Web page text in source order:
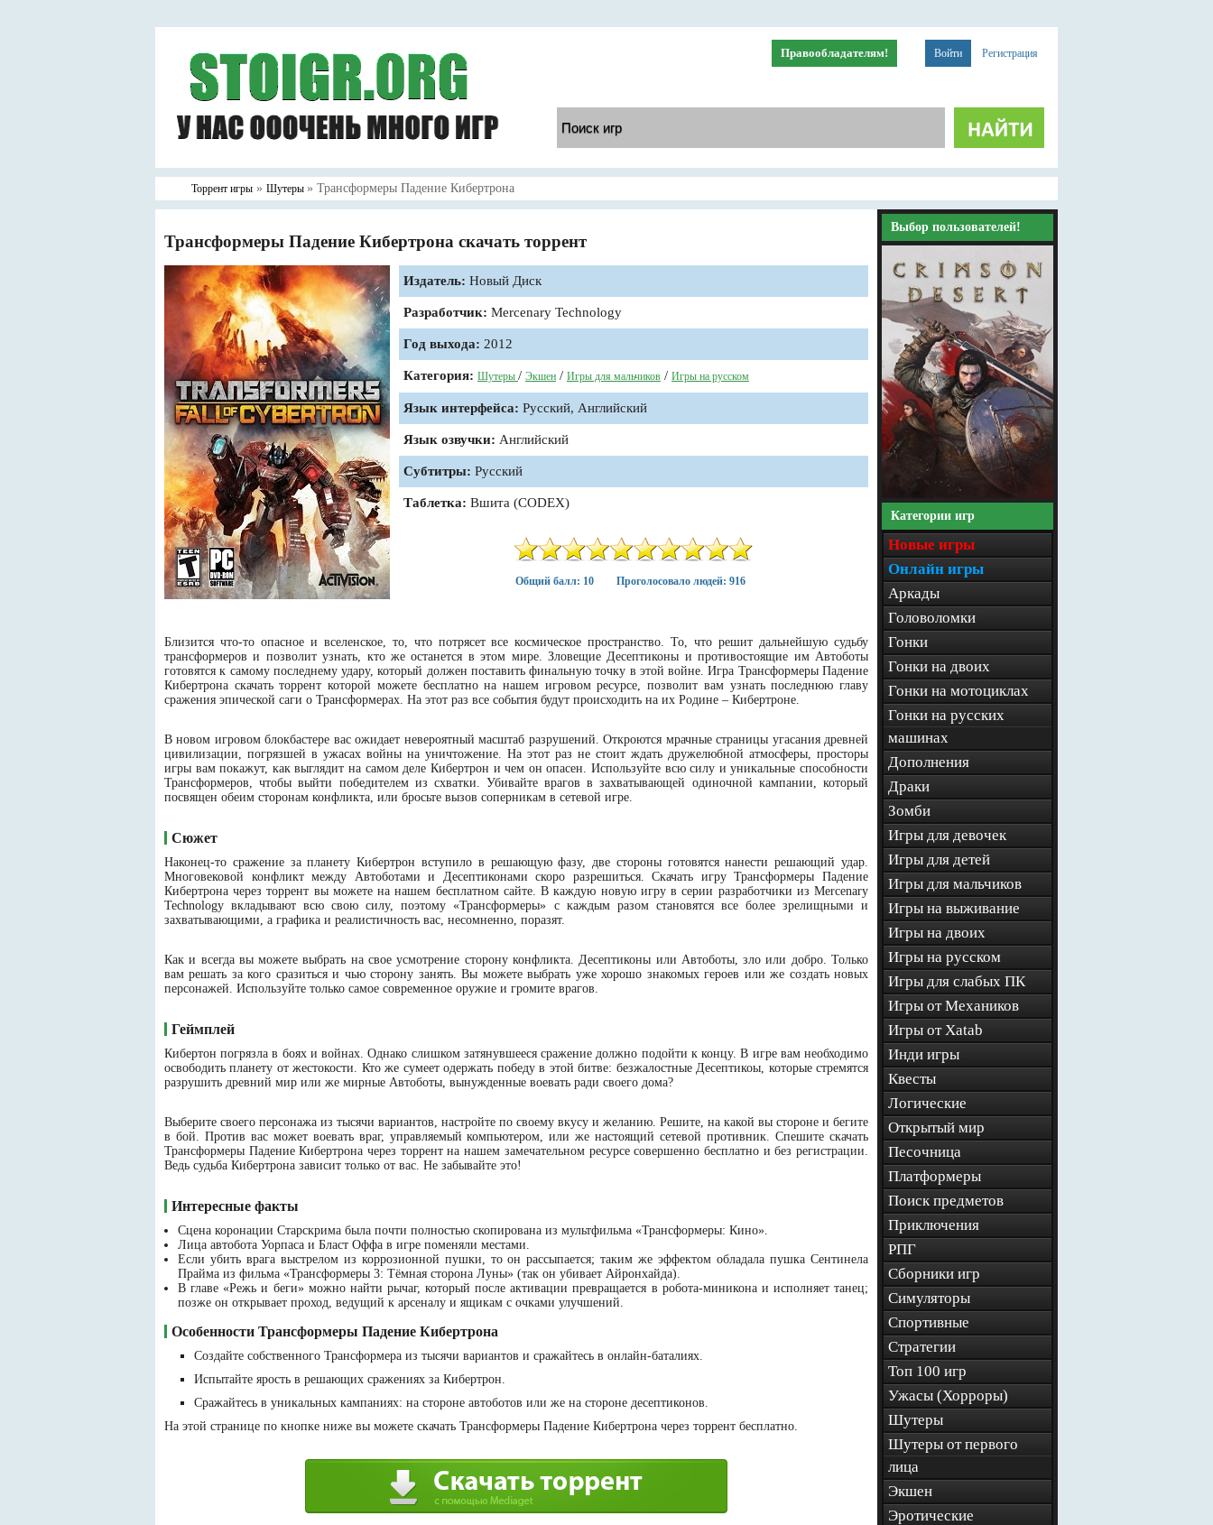
Войти Регистрация
Правообладателям!
Торрент игры » Шутеры » Трансформеры Падение Кибертрона
Трансформеры Падение Кибертрона скачать торрент
Издатель: Новый Диск
Разработчик: Mercenary Technology
Год выхода: 2012
Категория: Шутеры / Экшен / Игры для мальчиков / Игры на русском
Язык интерфейса: Русский, Английский
Язык озвучки: Английский
Субтитры: Русский
Таблетка: Вшита (CODEX)
Общий балл: 10 Проголосовало людей: 916
Близится что-то опасное и вселенское, то, что потрясет все космическое пространство. То, что решит дальнейшую судьбу
трансформеров и позволит узнать, кто же останется в этом мире. Зловещие Десептиконы и противостоящие им Автоботы
готовятся к самому последнему удару, который должен поставить финальную точку в этой войне. Игра Трансформеры Падение
Кибертрона скачать торрент которой можете бесплатно на нашем игровом ресурсе, позволит вам узнать последнюю главу
сражения эпической саги о Трансформерах. На этот раз все события будут происходить на их Родине – Кибертроне.
В новом игровом блокбастере вас ожидает невероятный масштаб разрушений. Откроются мрачные страницы угасания древней
цивилизации, погрязшей в ужасах войны на уничтожение. На этот раз не стоит ждать дружелюбной атмосферы, просторы
игры вам покажут, как выглядит на самом деле Кибертрон и чем он опасен. Используйте всю силу и уникальные способности
Трансформеров, чтобы выйти победителем из схватки. Убивайте врагов в захватывающей одиночной кампании, который
посвящен обеим сторонам конфликта, или бросьте вызов соперникам в сетевой игре.
Сюжет
Наконец-то сражение за планету Кибертрон вступило в решающую фазу, две стороны готовятся нанести решающий удар.
Многовековой конфликт между Автоботами и Десептиконами скоро разрешиться. Скачать игру Трансформеры Падение
Кибертрона через торрент вы можете на нашем бесплатном сайте. В каждую новую игру в серии разработчики из Mercenary
Technology вкладывают всю свою силу, поэтому «Трансформеры» с каждым разом становятся все более зрелищными и
захватывающими, а графика и реалистичность вас, несомненно, поразят.
Как и всегда вы можете выбрать на свое усмотрение сторону конфликта. Десептиконы или Автоботы, зло или добро. Только
вам решать за кого сразиться и чью сторону занять. Вы можете выбрать уже хорошо знакомых героев или же создать новых
персонажей. Используйте только самое современное оружие и громите врагов.
Геймплей
Кибертон погрязла в боях и войнах. Однако слишком затянувшееся сражение должно подойти к концу. В игре вам необходимо
освободить планету от жестокости. Кто же сумеет одержать победу в этой битве: безжалостные Десептикоы, которые стремятся
разрушить древний мир или же мирные Автоботы, вынужденные воевать ради своего дома?
Выберите своего персонажа из тысячи вариантов, настройте по своему вкусу и желанию. Решите, на какой вы стороне и бегите
в бой. Против вас может воевать враг, управляемый компьютером, или же настоящий сетевой противник. Спешите скачать
Трансформеры Падение Кибертрона через торрент на нашем замечательном ресурсе совершенно бесплатно и без регистрации.
Ведь судьба Кибертрона зависит только от вас. Не забывайте это!
Интересные факты
Сцена коронации Старскрима была почти полностью скопирована из мультфильма «Трансформеры: Кино».
Лица автобота Уорпаса и Бласт Оффа в игре поменяли местами.
Если убить врага выстрелом из коррозионной пушки, то он рассыпается; таким же эффектом обладала пушка Сентинела
Прайма из фильма «Трансформеры 3: Тёмная сторона Луны» (так он убивает Айронхайда).
В главе «Режь и беги» можно найти рычаг, который после активации превращается в робота-миникона и исполняет танец;
позже он открывает проход, ведущий к арсеналу и ящикам с очками улучшений.
Особенности Трансформеры Падение Кибертрона
Создайте собственного Трансформера из тысячи вариантов и сражайтесь в онлайн-баталиях.
Испытайте ярость в решающих сражениях за Кибертрон.
Сражайтесь в уникальных кампаниях: на стороне автоботов или же на стороне десептиконов.
На этой странице по кнопке ниже вы можете скачать Трансформеры Падение Кибертрона через торрент бесплатно.
Выбор пользователей!
Категории игр
Новые игры
Онлайн игры
Аркады
Головоломки
Гонки
Гонки на двоих
Гонки на мотоциклах
Гонки на русских
машинах
Дополнения
Драки
Зомби
Игры для девочек
Игры для детей
Игры для мальчиков
Игры на выживание
Игры на двоих
Игры на русском
Игры для слабых ПК
Игры от Механиков
Игры от Xatab
Инди игры
Квесты
Логические
Открытый мир
Песочница
Платформеры
Поиск предметов
Приключения
РПГ
Сборники игр
Симуляторы
Спортивные
Стратегии
Топ 100 игр
Ужасы (Хорроры)
Шутеры
Шутеры от первого
лица
Экшен
Эротические